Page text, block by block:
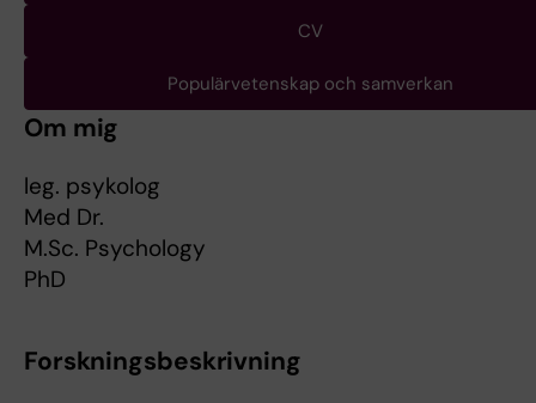
CV
Populärvetenskap och samverkan
Om mig
leg. psykolog
Med Dr.
M.Sc. Psychology
PhD
Forskningsbeskrivning